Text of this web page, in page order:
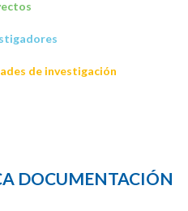
de investigación
DOCUMENTACIÓN